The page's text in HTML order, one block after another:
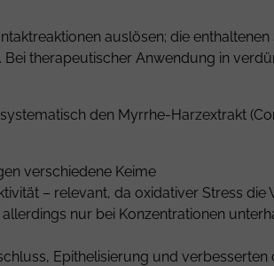
auslösen; die enthaltenen
therapeutischer Anwendung in
den Myrrhe-Harzextrakt
verschiedene Keime
– relevant, da oxidativer Stress
nur bei Konzentrationen
Epithelisierung und verbesserten